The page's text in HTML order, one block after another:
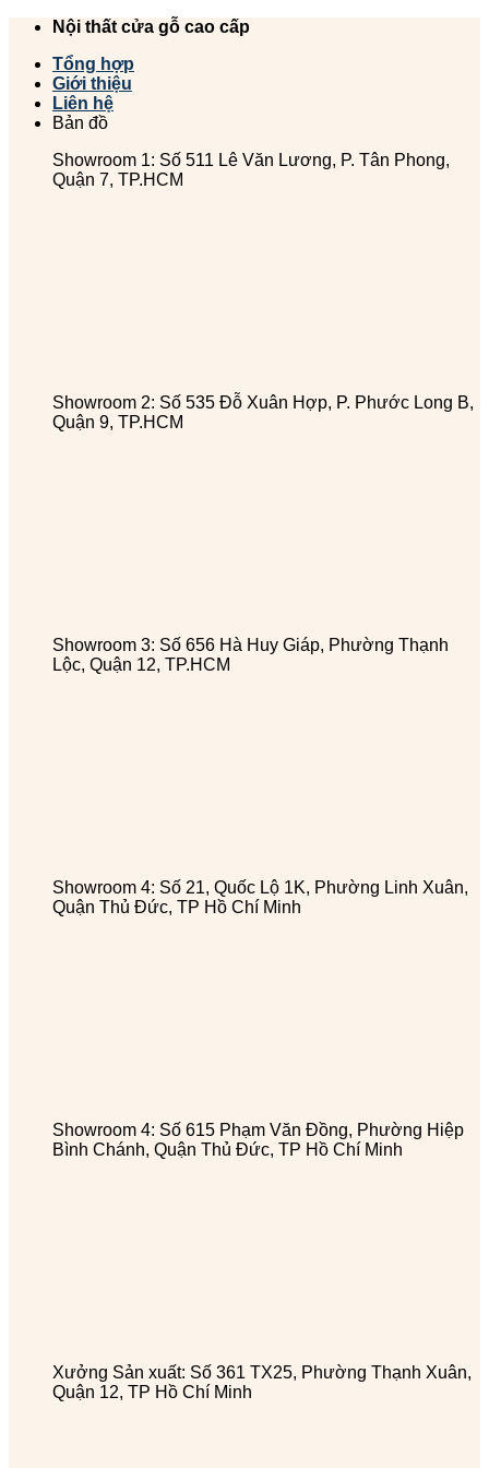
Chuyển
dung
Nội thất cửa gỗ cao cấp
Tổng hợp
Giới thiệu
Liên hệ
Bản đồ
Showroom 1: Số 511 Lê Văn Lương, P. Tân Phong,
Quận 7, TP.HCM
Showroom 2: Số 535 Đỗ Xuân Hợp, P. Phước Long B,
Quận 9, TP.HCM
Showroom 3: Số 656 Hà Huy Giáp, Phường Thạnh
Lộc, Quận 12, TP.HCM
Showroom 4: Số 21, Quốc Lộ 1K, Phường Linh Xuân,
Quận Thủ Đức, TP Hồ Chí Minh
Showroom 4: Số 615 Phạm Văn Đồng, Phường Hiệp
Bình Chánh, Quận Thủ Đức, TP Hồ Chí Minh
Xưởng Sản xuất: Số 361 TX25, Phường Thạnh Xuân,
Quận 12, TP Hồ Chí Minh